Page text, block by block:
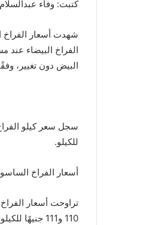
o
o
k
كتبت: وفاء عبدالسلام
البيض دون تغيير،
للكيلو.
أسعار الفراخ الساسو
110 و111 جنيهًا للكيلو، بزيادة قدرها نحو 3 جنيهات.